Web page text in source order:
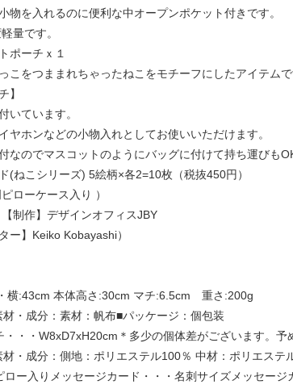
物を入れるのに便利な中オープンポケット付きです。
量です。
ポーチｘ１
こをつままれちゃったねこをモチーフにしたアイテムで
】
いています。
ヤホンなどの小物入れとしてお使いいただけます。
なのでマスコットのようにバッグに付けて持ち運びも
(ねこシリーズ) 5絵柄×各2=10枚（税抜450円）
ローケース入り ）
制作】デザインオフィスJBY
ー】Keiko Kobayashi）
横:43cm 本体高さ:30cm マチ:6.5cm 重さ:200g
・成分：素材：帆布■パッケージ：個包装
・・W8xD7xH20cm＊多少の個体差がございます。予
・成分：側地：ポリエステル100％ 中材：ポリエステ
ロー入りメッセージカード・・・名刺サイズメッセー